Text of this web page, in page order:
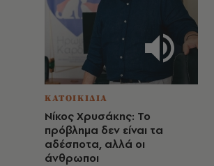
ΚΑΤΟΙΚΙΔΙΑ
Νίκος Χρυσάκης: Το
πρόβλημα δεν είναι τα
αδέσποτα, αλλά οι
άνθρωποι